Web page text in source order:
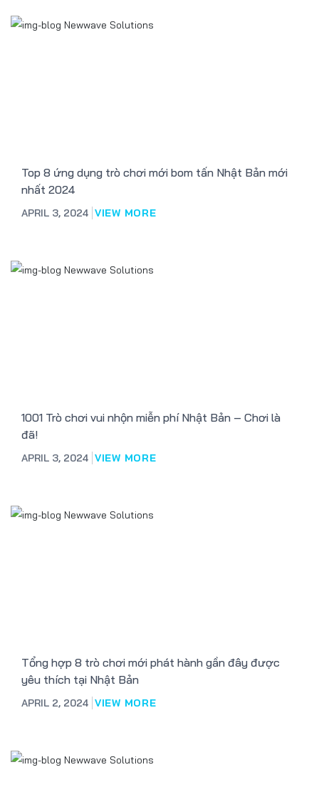
Top 8 ứng dụng trò chơi mới bom tấn Nhật Bản mới
nhất 2024
APRIL 3, 2024 VIEW MORE
1001 Trò chơi vui nhộn miễn phí Nhật Bản – Chơi là
đã!
APRIL 3, 2024 VIEW MORE
Tổng hợp 8 trò chơi mới phát hành gần đây được
yêu thích tại Nhật Bản
APRIL 2, 2024 VIEW MORE